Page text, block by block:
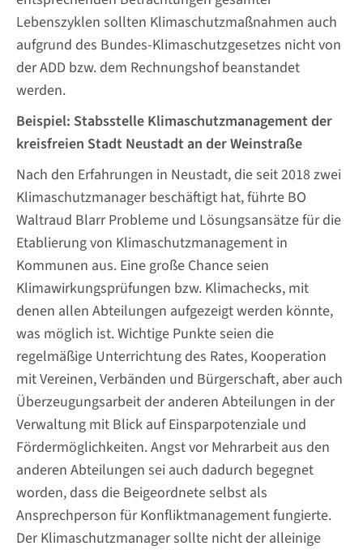
Lebenszyklen sollten Klimaschutzmaßnahmen auch
aufgrund des Bundes-Klimaschutzgesetzes nicht von
der ADD bzw. dem Rechnungshof beanstandet
werden.
Beispiel: Stabsstelle Klimaschutzmanagement der
kreisfreien Stadt Neustadt an der Weinstraße
Nach den Erfahrungen in Neustadt, die seit 2018 zwei
Klimaschutzmanager beschäftigt hat, führte BO
Waltraud Blarr Probleme und Lösungsansätze für die
Etablierung von Klimaschutzmanagement in
Kommunen aus. Eine große Chance seien
Klimawirkungsprüfungen bzw. Klimachecks, mit
denen allen Abteilungen aufgezeigt werden könnte,
was möglich ist. Wichtige Punkte seien die
regelmäßige Unterrichtung des Rates, Kooperation
mit Vereinen, Verbänden und Bürgerschaft, aber auch
Überzeugungsarbeit der anderen Abteilungen in der
Verwaltung mit Blick auf Einsparpotenziale und
Fördermöglichkeiten. Angst vor Mehrarbeit aus den
anderen Abteilungen sei auch dadurch begegnet
worden, dass die Beigeordnete selbst als
Ansprechperson für Konfliktmanagement fungierte.
Der Klimaschutzmanager sollte nicht der alleinige